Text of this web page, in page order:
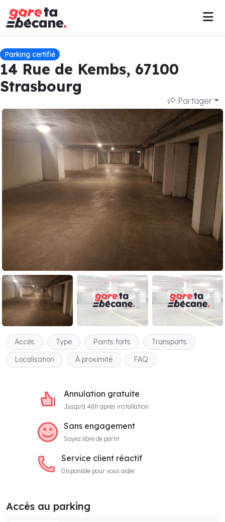
Parking certifié
14 Rue de Kembs, 67100
Strasbourg
Partager
Accès Type Points forts
Transports
Localisation
À proximité FAQ
Annulation gratuite
Jusqu'à 48h après installation
Sans engagement
Soyez libre de partir
Service client réactif
Disponible pour vous aider
Accès au parking